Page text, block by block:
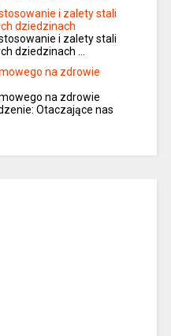
i zalety stali
dziedzinach
i zalety stali
dziedzinach …
na zdrowie
na zdrowie
Otaczające nas